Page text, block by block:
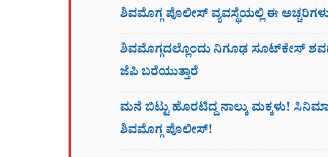
ಶಿವಮೊಗ್ಗ ಪೊಲೀಸ್​ ವ್ಯವಸ್ಥೆಯಲ್ಲಿ ಈ
ಶಿವಮೊಗ್ಗದಲ್ಲೊಂದು ನಿಗೂಢ ಸೂಟ್​ಕೇಸ್​
ಜೆಪಿ ಬರೆಯುತ್ತಾರೆ
ಮನೆ ಬಿಟ್ಟು ಹೊರಟಿದ್ದ ನಾಲ್ಕು ಮಕ್ಕಳು!
ಶಿವಮೊಗ್ಗ ಪೊಲೀಸ್!